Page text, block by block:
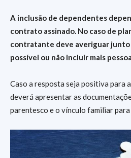
A inclusão de dependentes
contrato assinado. No caso de
contratante deve averiguar junto
possível ou não incluir mais
Caso a resposta seja positiva para
deverá apresentar as
parentesco e o vínculo familiar para